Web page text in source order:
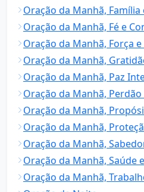
Oração da Manhã,
Oração da Manhã, Fé e
Oração da Manhã, Força e
Oração da Manhã,
Oração da Manhã, Paz
Oração da Manhã, Perdão
Oração da Manhã,
Oração da Manhã,
Oração da Manhã,
Oração da Manhã, Saúde
Oração da Manhã,